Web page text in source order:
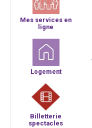
Mes services en
ligne
Logement
Billetterie
spectacles